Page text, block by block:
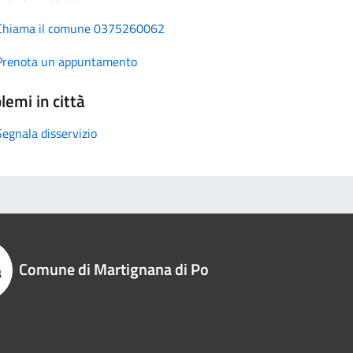
il comune 0375260062
un appuntamento
in città
disservizio
Comune di Martignana di Po